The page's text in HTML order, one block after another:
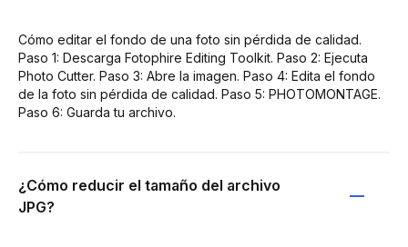
Cómo editar el fondo de una foto sin pérdida de calidad.
Paso 1: Descarga Fotophire Editing Toolkit. Paso 2: Ejecuta
Photo Cutter. Paso 3: Abre la imagen. Paso 4: Edita el fondo
de la foto sin pérdida de calidad. Paso 5: PHOTOMONTAGE.
Paso 6: Guarda tu archivo.
¿Cómo reducir el tamaño del archivo
JPG?